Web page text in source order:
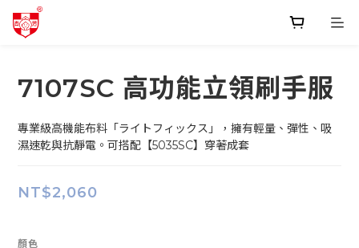
7107SC 高功能立領刷手服
專業級高機能布料「ライトフィックス」，擁有輕量、彈性、吸
濕速乾與抗靜電。可搭配【5035SC】穿著成套
NT$2,060
顏色